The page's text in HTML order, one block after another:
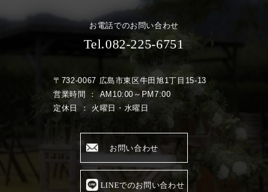
お電話でのお問い合わせ
Tel.082-225-6751
〒732-0067 広島市東区牛田旭1丁目15-13
営業時間 ： AM10:00～PM7:00
定休日 ： 火曜日・水曜日
お問い合わせ
LINEでのお問い合わせ